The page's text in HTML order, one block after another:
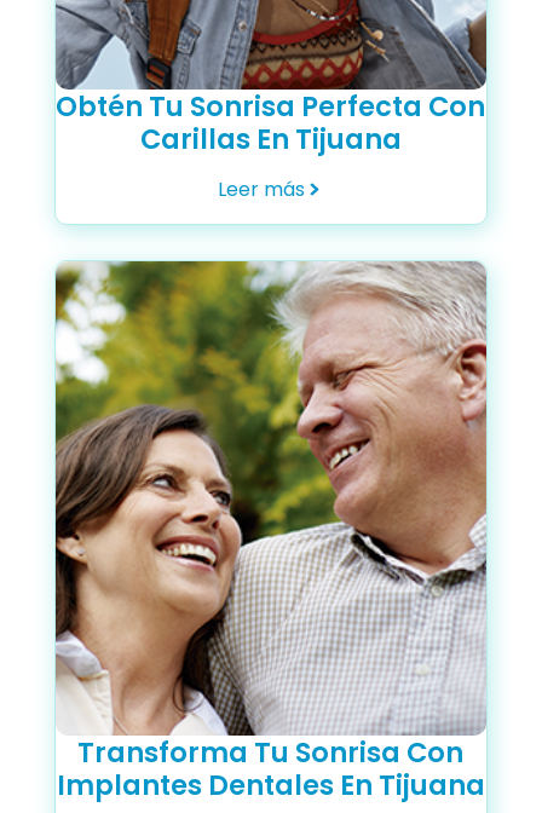
Obtén Tu Sonrisa Perfecta Con
Carillas En Tijuana
Leer más
Transforma Tu Sonrisa Con
Implantes Dentales En Tijuana